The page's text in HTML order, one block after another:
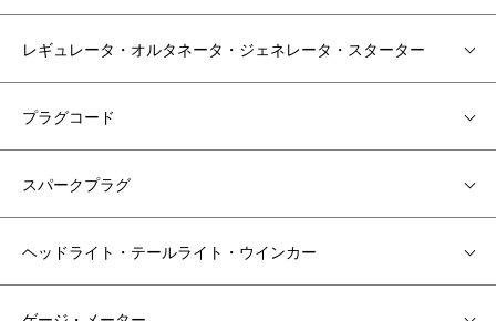
レギュレータ・オルタネータ・ジェネレータ・スターター
プラグコード
スパークプラグ
ヘッドライト・テールライト・ウインカー